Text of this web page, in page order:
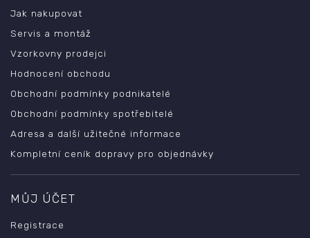
Jak nakupovat
Servis a montáž
Vzorkovny prodejci
Hodnocení obchodu
Obchodní podmínky podnikatelé
Obchodní podmínky spotřebitelé
Adresa a další užitečné informace
Kompletní ceník dopravy pro objednávky
MŮJ ÚČET
Registrace